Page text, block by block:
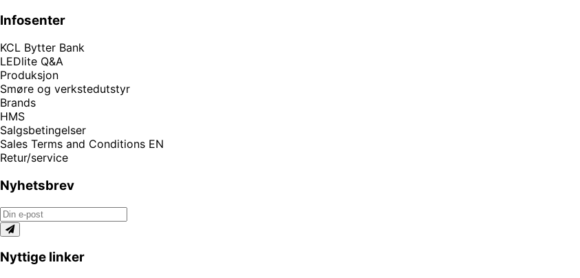
Infosenter
KCL Bytter Bank
LEDlite Q&A
Produksjon
Smøre og verkstedutstyr
Brands
HMS
Salgsbetingelser
Sales Terms and Conditions EN
Retur/service
Nyhetsbrev
Nyttige linker